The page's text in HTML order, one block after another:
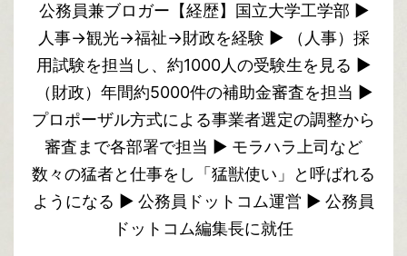
公務員兼ブロガー【経歴】国立大学工学部 ▶︎
人事→観光→福祉→財政を経験 ▶︎ （人事）採
用試験を担当し、約1000人の受験生を見る ▶︎
（財政）年間約5000件の補助金審査を担当 ▶︎
プロポーザル方式による事業者選定の調整から
審査まで各部署で担当 ▶︎ モラハラ上司など
数々の猛者と仕事をし「猛獣使い」と呼ばれる
ようになる ▶︎ 公務員ドットコム運営 ▶︎ 公務員
ドットコム編集長に就任